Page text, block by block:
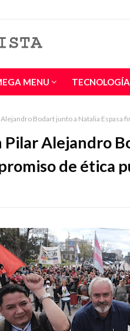
MENU TECNOLOGÍA
Bodart junto a Natalia Espasa
Alejandro
de ética